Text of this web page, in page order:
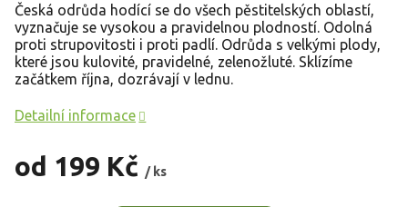
od 199 Kč / ks
Česká odrůda hodící se do všech pěstitelských oblastí,
vyznačuje se vysokou a pravidelnou plodností. Odolná
proti strupovitosti i proti padlí. Odrůda s velkými plody,
které jsou kulovité, pravidelné, zelenožluté. Sklízíme
začátkem října, dozrávají v lednu.
Detailní informace